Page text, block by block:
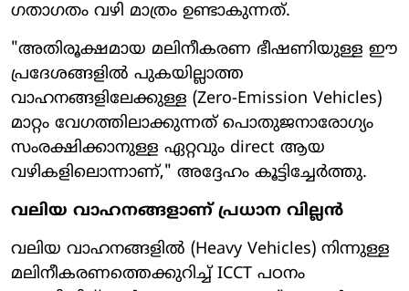
ഗതാഗതം വഴി മാത്രം ഉണ്ടാകുന്നത്.
"അതിരൂക്ഷമായ മലിനീകരണ ഭീഷണിയുള്ള ഈ
പ്രദേശങ്ങളിൽ പുകയില്ലാത്ത
വാഹനങ്ങളിലേക്കുള്ള (Zero-Emission Vehicles)
മാറ്റം വേഗത്തിലാക്കുന്നത് പൊതുജനാരോഗ്യം
സംരക്ഷിക്കാനുള്ള ഏറ്റവും direct ആയ
വഴികളിലൊന്നാണ്," അദ്ദേഹം കൂട്ടിച്ചേർത്തു.
വലിയ വാഹനങ്ങളാണ് പ്രധാന വില്ലൻ
വലിയ വാഹനങ്ങളിൽ (Heavy Vehicles) നിന്നുള്ള
മലിനീകരണത്തെക്കുറിച്ച് ICCT പഠനം